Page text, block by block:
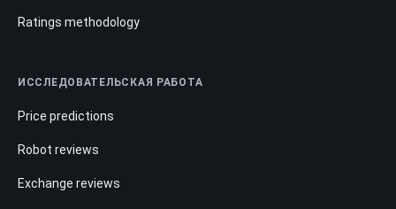
Ratings methodology
ИССЛЕДОВАТЕЛЬСКАЯ РАБОТА
Price predictions
Robot reviews
Exchange reviews